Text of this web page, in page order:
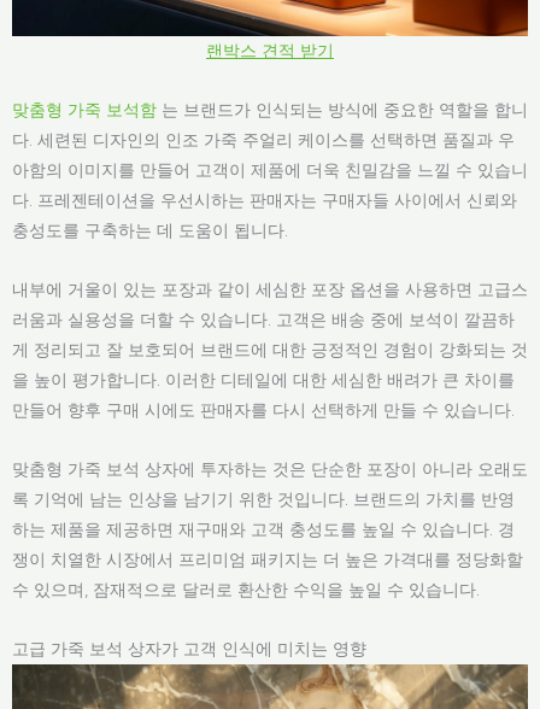
랜박스 견적 받기
맞춤형 가죽 보석함 는 브랜드가 인식되는 방식에 중요한 역할을 합니
다. 세련된 디자인의 인조 가죽 주얼리 케이스를 선택하면 품질과 우
아함의 이미지를 만들어 고객이 제품에 더욱 친밀감을 느낄 수 있습니
다. 프레젠테이션을 우선시하는 판매자는 구매자들 사이에서 신뢰와
충성도를 구축하는 데 도움이 됩니다.
내부에 거울이 있는 포장과 같이 세심한 포장 옵션을 사용하면 고급스
러움과 실용성을 더할 수 있습니다. 고객은 배송 중에 보석이 깔끔하
게 정리되고 잘 보호되어 브랜드에 대한 긍정적인 경험이 강화되는 것
을 높이 평가합니다. 이러한 디테일에 대한 세심한 배려가 큰 차이를
만들어 향후 구매 시에도 판매자를 다시 선택하게 만들 수 있습니다.
맞춤형 가죽 보석 상자에 투자하는 것은 단순한 포장이 아니라 오래도
록 기억에 남는 인상을 남기기 위한 것입니다. 브랜드의 가치를 반영
하는 제품을 제공하면 재구매와 고객 충성도를 높일 수 있습니다. 경
쟁이 치열한 시장에서 프리미엄 패키지는 더 높은 가격대를 정당화할
수 있으며, 잠재적으로 달러로 환산한 수익을 높일 수 있습니다.
고급 가죽 보석 상자가 고객 인식에 미치는 영향